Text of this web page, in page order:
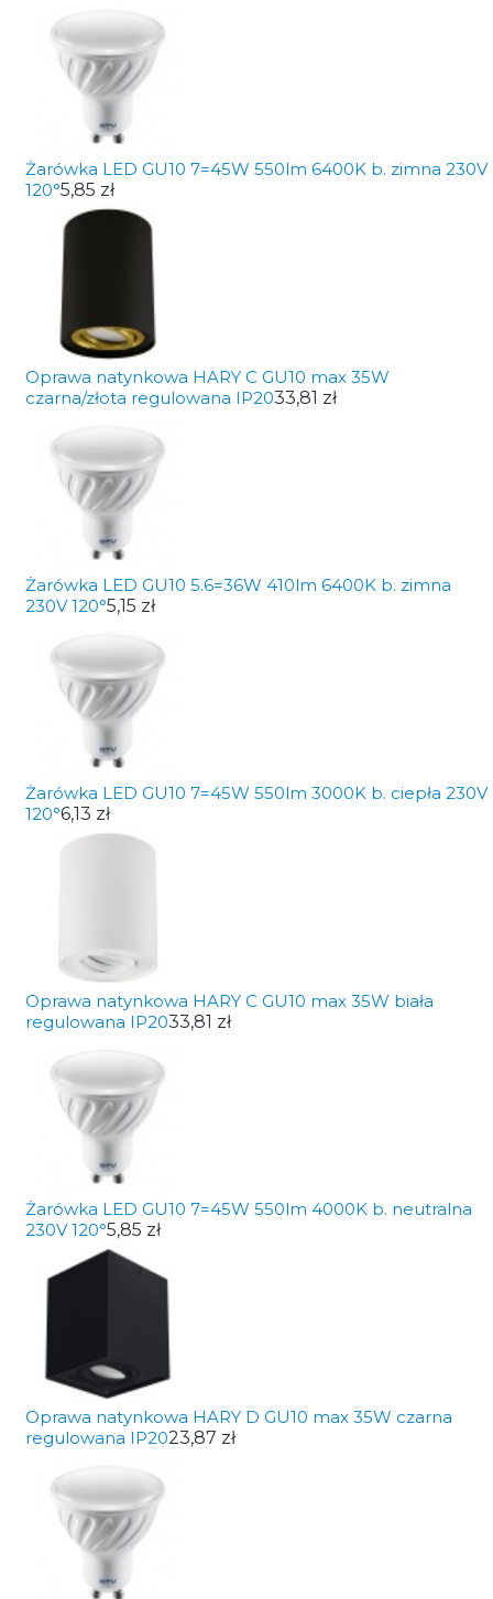
Żarówka LED GU10 7=45W 550lm 6400K b. zimna 230V
120°5,85 zł
Oprawa natynkowa HARY C GU10 max 35W
czarna/złota regulowana IP2033,81 zł
Żarówka LED GU10 5.6=36W 410lm 6400K b. zimna
230V 120°5,15 zł
Żarówka LED GU10 7=45W 550lm 3000K b. ciepła 230V
120°6,13 zł
Oprawa natynkowa HARY C GU10 max 35W biała
regulowana IP2033,81 zł
Żarówka LED GU10 7=45W 550lm 4000K b. neutralna
230V 120°5,85 zł
Oprawa natynkowa HARY D GU10 max 35W czarna
regulowana IP2023,87 zł